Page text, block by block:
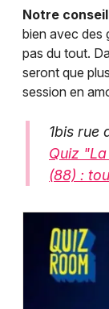
Notre
bien avec des
pas du tout.
seront que
session en
1bis rue
Quiz
(88) :